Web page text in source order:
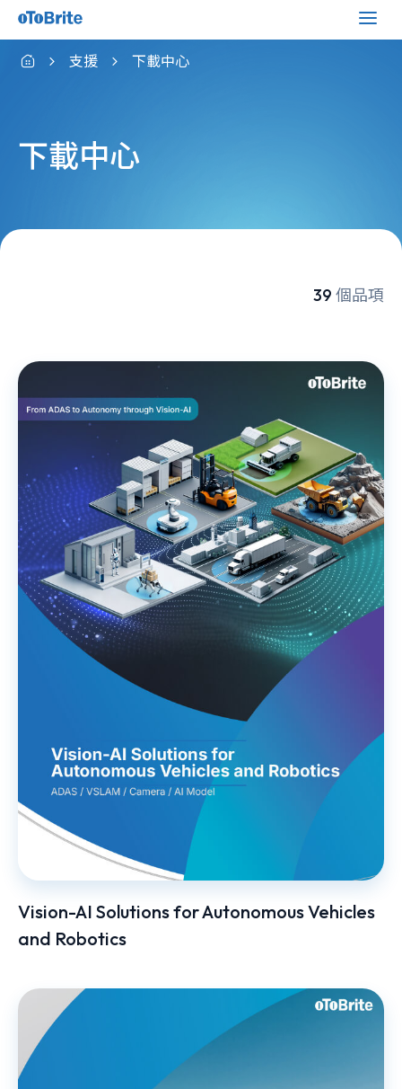
支援 下載中心
下載中心
39 個品項
Vision-AI Solutions for Autonomous Vehicles
and Robotics